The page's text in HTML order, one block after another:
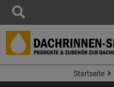
Startseite